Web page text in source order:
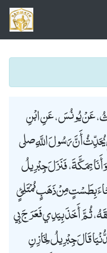
عَنْ يُونُسَ، عَنِ ابْنِ
أَنَّ رَسُولَ اللَّهِ صلى
بِمَكَّةَ، فَنَزَلَ جِبْرِيلُ
بِطَسْتٍ مِنْ ذَهَبٍ مُمْتَلِئٍ
ثُمَّ أَخَذَ بِيَدِي فَعَرَجَ بِي
قَالَ جِبْرِيلُ لِخَازِنِ